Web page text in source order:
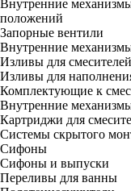
Внутренние
положений
Запорные вентили
Внутренние
Изливы для смесителей
Изливы для
Комплектующие к
Внутренние
Картриджи для
Системы скрытого
Сифоны
Сифоны и выпуски
Переливы для ванны